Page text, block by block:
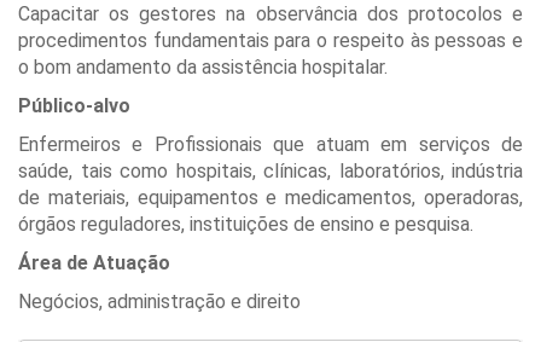
Capacitar os gestores na observância dos protocolos e
procedimentos fundamentais para o respeito às pessoas e
o bom andamento da assistência hospitalar.
Público-alvo
Enfermeiros e Profissionais que atuam em serviços de
saúde, tais como hospitais, clínicas, laboratórios, indústria
de materiais, equipamentos e medicamentos, operadoras,
órgãos reguladores, instituições de ensino e pesquisa.
Área de Atuação
Negócios, administração e direito